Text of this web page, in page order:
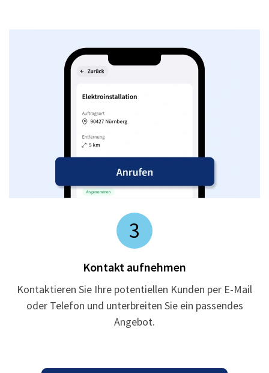
3
Kontakt aufnehmen
Kontaktieren Sie Ihre potentiellen Kunden per E-Mail
oder Telefon und unterbreiten Sie ein passendes
Angebot.